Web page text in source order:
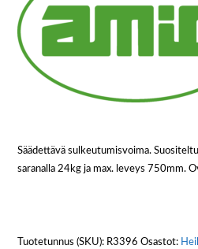
Säädettävä sulkeutumisvoima.
saranalla 24kg ja max. leveys 750mm.
Tuotetunnus (SKU): R3396 Osastot: